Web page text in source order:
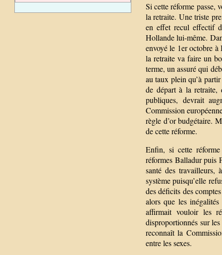
Si cette réforme passe,
la retraite. Une triste
en effet recul effectif
Hollande lui-même.
envoyé le 1er octobre
la retraite va faire un
terme, un assuré qui
au taux plein qu’à
de départ à la retraite,
publiques, devrait
Commission
règle d’or budgétaire.
de cette réforme.
Enfin, si cette
réformes Balladur puis
santé des travailleurs,
système puisqu’elle
des déficits des
alors que les
affirmait vouloir les
disproportionnés sur
reconnaît la
entre les sexes.